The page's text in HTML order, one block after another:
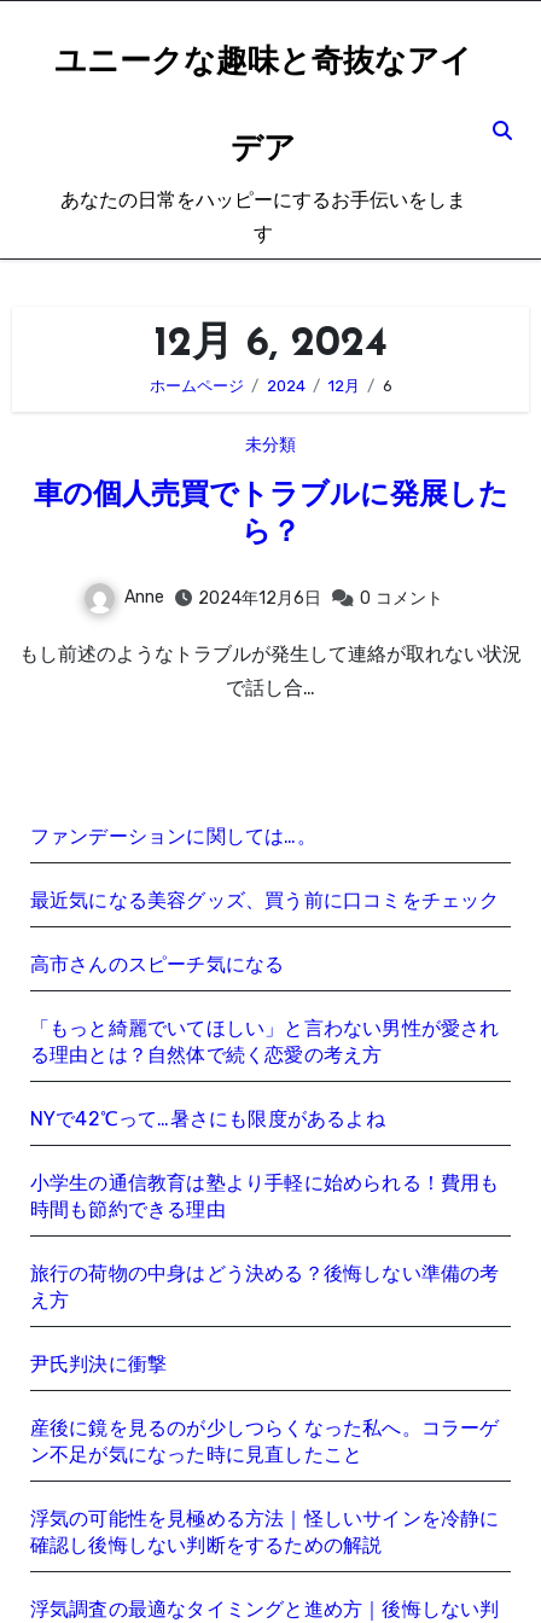
ユニークな趣味と奇抜なアイ
デア
あなたの日常をハッピーにするお手伝いをしま
す
12月 6, 2024
ホームページ 2024 12月 6
未分類
車の個人売買でトラブルに発展した
ら？
Anne 2024年12月6日 0 コメント
もし前述のようなトラブルが発生して連絡が取れない状況
で話し合…
ファンデーションに関しては…。
最近気になる美容グッズ、買う前に口コミをチェック
高市さんのスピーチ気になる
「もっと綺麗でいてほしい」と言わない男性が愛され
る理由とは？自然体で続く恋愛の考え方
NYで42℃って…暑さにも限度があるよね
小学生の通信教育は塾より手軽に始められる！費用も
時間も節約できる理由
旅行の荷物の中身はどう決める？後悔しない準備の考
え方
尹氏判決に衝撃
産後に鏡を見るのが少しつらくなった私へ。コラーゲ
ン不足が気になった時に見直したこと
浮気の可能性を見極める方法｜怪しいサインを冷静に
確認し後悔しない判断をするための解説
浮気調査の最適なタイミングと進め方｜後悔しない判